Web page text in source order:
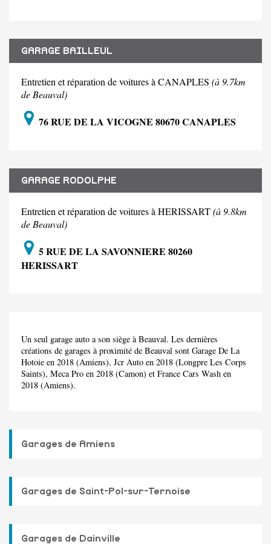
GARAGE BAILLEUL
Entretien et réparation de voitures à CANAPLES (à 9.7km
de Beauval)
76 RUE DE LA VICOGNE 80670 CANAPLES
GARAGE RODOLPHE
Entretien et réparation de voitures à HERISSART(à 9.8km
de Beauval)
5 RUE DE LA SAVONNIERE 80260
HERISSART
Un seul garage auto a son siège à Beauval. Les dernières
créations de garages à proximité de Beauval sont Garage De La
Hotoie en 2018 (Amiens), Jcr Auto en 2018 (Longpre Les Corps
Saints), Meca Pro en 2018 (Camon) et France Cars Wash en
2018 (Amiens).
Garages de Amiens
Garages de Saint-Pol-sur-Ternoise
Garages de Dainville